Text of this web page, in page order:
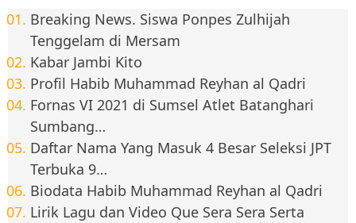
Breaking News. Siswa Ponpes Zulhijah
Tenggelam di Mersam
Kabar Jambi Kito
Profil Habib Muhammad Reyhan al Qadri
Fornas VI 2021 di Sumsel Atlet Batanghari
Sumbang…
Daftar Nama Yang Masuk 4 Besar Seleksi JPT
Terbuka 9…
Biodata Habib Muhammad Reyhan al Qadri
Lirik Lagu dan Video Que Sera Sera Serta